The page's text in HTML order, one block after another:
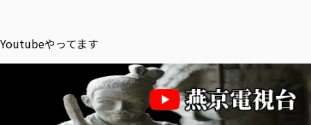
Youtubeやってます